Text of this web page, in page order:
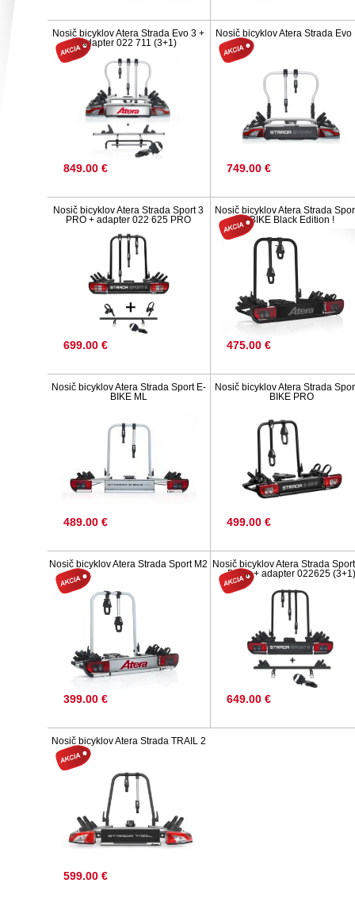
Nosič bicyklov Atera Strada Evo 3 +
adapter 022 711 (3+1)
849.00 €
Nosič bicyklov Atera Strada Evo
749.00 €
Nosič bicyklov Atera Strada Sport 3
PRO + adapter 022 625 PRO
699.00 €
Nosič bicyklov Atera Strada
BIKE Black Edition !
475.00 €
Nosič bicyklov Atera Strada Sport E-
BIKE ML
489.00 €
Nosič bicyklov Atera Strada
BIKE PRO
499.00 €
Nosič bicyklov Atera Strada Sport M2
399.00 €
Nosič bicyklov Atera Strada
Black + adapter 022625
649.00 €
Nosič bicyklov Atera Strada TRAIL 2
599.00 €